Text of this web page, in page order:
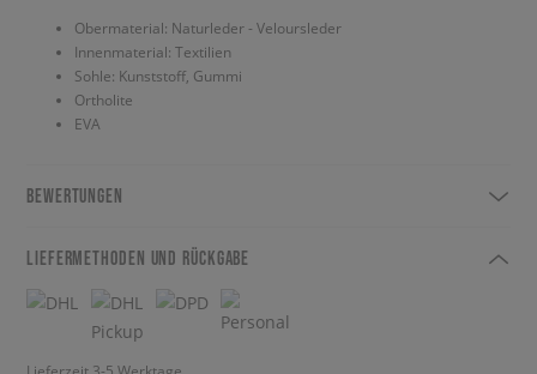
Obermaterial: Naturleder - Veloursleder
Innenmaterial: Textilien
Sohle: Kunststoff, Gummi
Ortholite
EVA
BEWERTUNGEN
LIEFERMETHODEN UND RÜCKGABE